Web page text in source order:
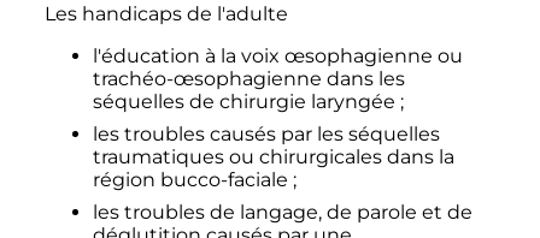
Les handicaps de l'adulte
l'éducation à la voix œsophagienne ou
trachéo-œsophagienne dans les
séquelles de chirurgie laryngée ;
les troubles causés par les séquelles
traumatiques ou chirurgicales dans la
région bucco-faciale ;
les troubles de langage, de parole et de